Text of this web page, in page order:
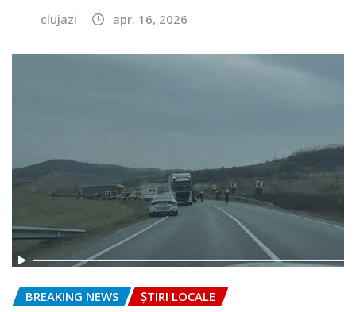
clujazi apr. 16, 2026
BREAKING NEWS ȘTIRI LOCALE